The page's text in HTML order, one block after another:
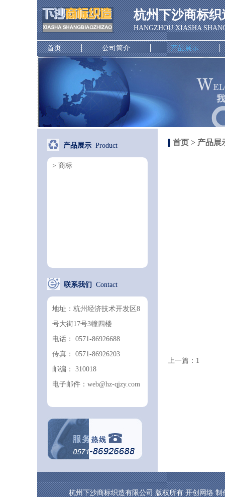
杭州下沙商标
HANGZHOU XIASHA
首页 公司简介 产品展示
产品展示 Product
> 商标
联系我们 Contact
地址：杭州经济技术开发区8
号大街17号3幢四楼
电话： 0571-86926688
传真： 0571-86926203
邮编： 310018
电子邮件：web@hz-qjzy.com
首页 > 产品展
上一篇： 1
杭州下沙商标织造有限公司 版权所有开创网络制